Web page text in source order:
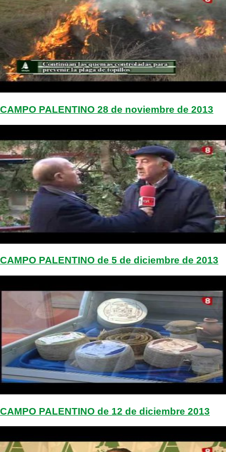
CAMPO PALENTINO 28 de noviembre de 2013
CAMPO PALENTINO de 5 de diciembre de 2013
CAMPO PALENTINO de 12 de diciembre 2013